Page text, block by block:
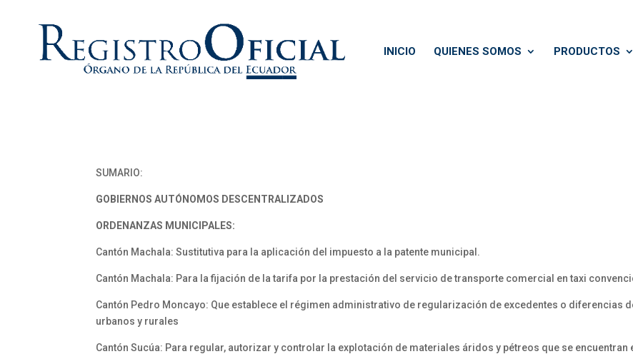
INICIO QUIENES SOMOS PRODUCTOS
SUMARIO:
GOBIERNOS AUTÓNOMOS DESCENTRALIZADOS
ORDENANZAS MUNICIPALES:
Cantón Machala: Sustitutiva para la aplicación del impuesto a la patente municipal.
Cantón Machala: Para la fijación de la tarifa por la prestación del servicio de transporte comercial en taxi
Cantón Pedro Moncayo: Que establece el régimen administrativo de regularización de excedentes o diferencias
urbanos y rurales
Cantón Sucúa: Para regular, autorizar y controlar la explotación de materiales áridos y pétreos que se